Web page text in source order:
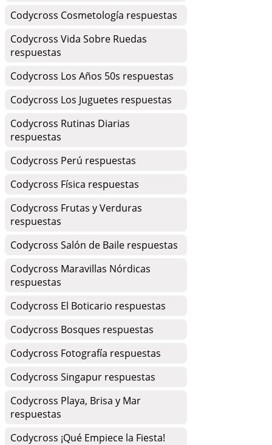
Codycross Cosmetología respuestas
Codycross Vida Sobre Ruedas
respuestas
Codycross Los Años 50s respuestas
Codycross Los Juguetes respuestas
Codycross Rutinas Diarias
respuestas
Codycross Perú respuestas
Codycross Física respuestas
Codycross Frutas y Verduras
respuestas
Codycross Salón de Baile respuestas
Codycross Maravillas Nórdicas
respuestas
Codycross El Boticario respuestas
Codycross Bosques respuestas
Codycross Fotografía respuestas
Codycross Singapur respuestas
Codycross Playa, Brisa y Mar
respuestas
Codycross ¡Qué Empiece la Fiesta!